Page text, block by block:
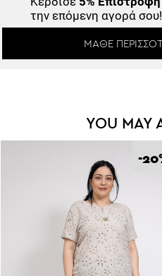
ΜΆΘΕ
-20